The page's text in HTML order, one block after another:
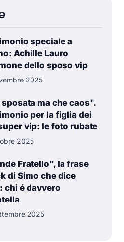
speciale a
Achille Lauro
dello sposo vip
2025
sposata ma che caos".
per la figlia dei
vip: le foto rubate
2025
Fratello", la frase
di Simo che dice
chi é davvero
2025